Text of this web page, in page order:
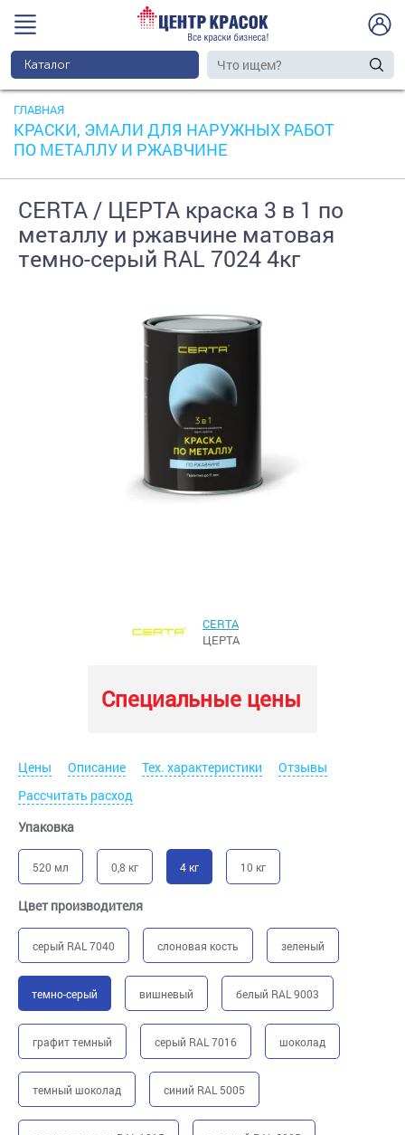
Каталог
ГЛАВНАЯ
КРАСКИ, ЭМАЛИ ДЛЯ НАРУЖНЫХ РАБОТ
ПО МЕТАЛЛУ И РЖАВЧИНЕ
CERTA / ЦЕРТА краска 3 в 1 по
металлу и ржавчине матовая
темно-серый RAL 7024 4кг
CERTA
ЦЕРТА
Специальные цены
Цены Описание Тех. характеристики
Отзывы
Рассчитать расход
Упаковка
520 мл 0,8 кг 4 кг 10 кг
Цвет производителя
серый RAL 7040 слоновая кость зеленый
темно-серый вишневый белый RAL 9003
графит темный серый RAL 7016 шоколад
темный шоколад синий RAL 5005